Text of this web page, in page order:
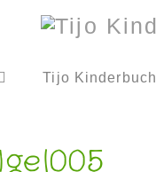
Tijo Kinderbuch